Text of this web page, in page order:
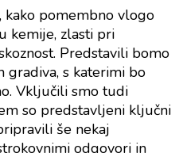
kako pomembno vlogo
kemije, zlasti pri
Predstavili bomo
s katerimi bo
Vključili smo tudi
so predstavljeni ključni
še nekaj
odgovori in